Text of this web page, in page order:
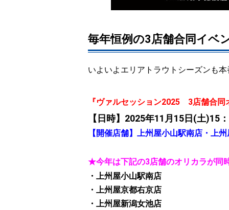
毎年恒例の3店舗合同イベ
いよいよエリアトラウトシーズンも本
『ヴァルセッション2025 3店舗合同
【日時】2025年11月15日(土)15
【開催店舗】上州屋小山駅南店・上
★今年は下記の3店舗のオリカラが同
・上州屋小山駅南店
・上州屋京都右京店
・上州屋新潟女池店